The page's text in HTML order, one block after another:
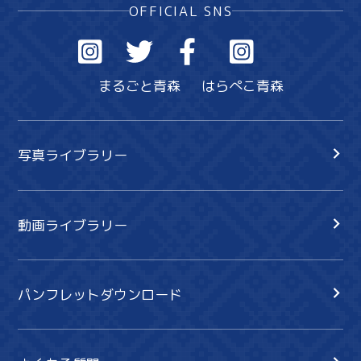
OFFICIAL SNS
まるごと青森 はらぺこ青森
写真ライブラリー
動画ライブラリー
パンフレットダウンロード